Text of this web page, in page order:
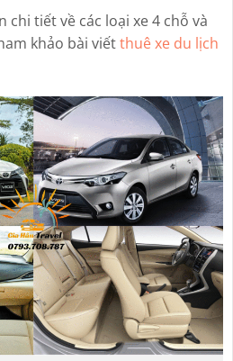
tiết về các loại xe 4 chỗ và
khảo bài viếtthuê xe du lịch